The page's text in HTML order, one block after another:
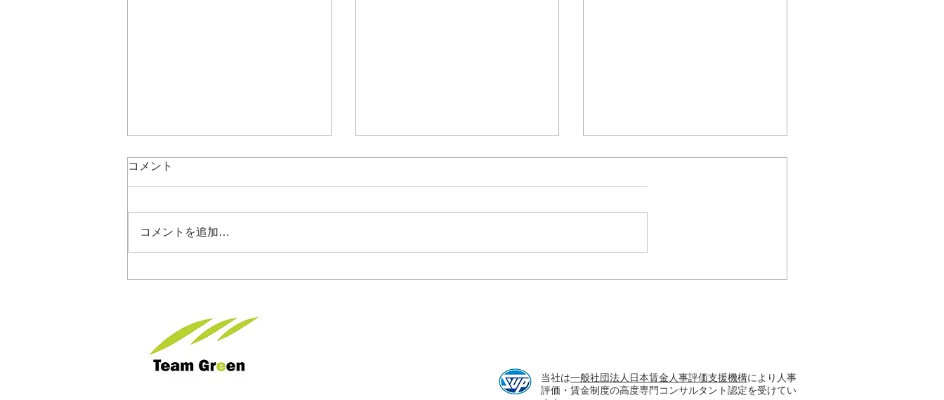
コメント
コメントを追加…
当社は一般社団法人日本賃金人事評価支援機構により人事
評価・賃金制度の高度専門コンサルタント認定を受けてい